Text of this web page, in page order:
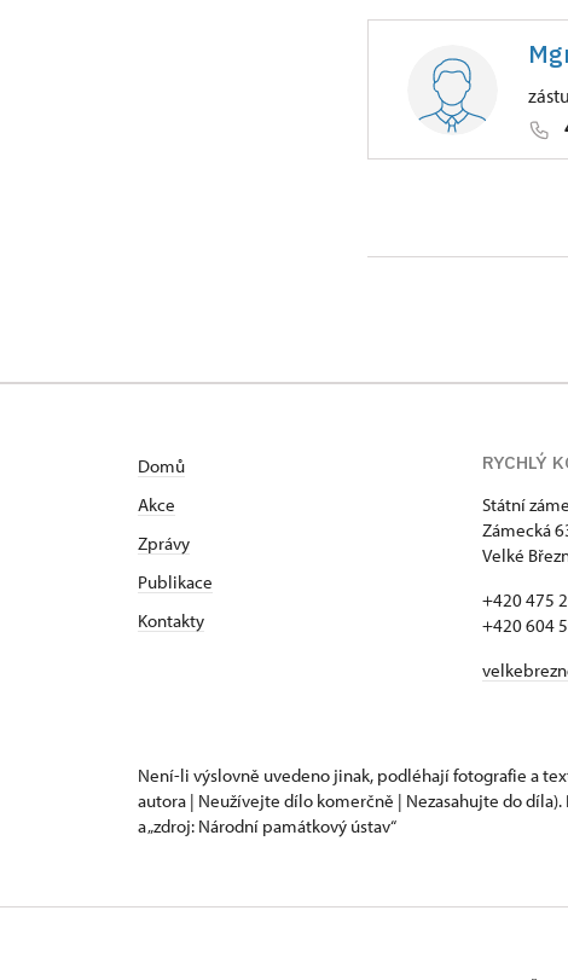
Zámecká
Domů
Akce
Zprávy
Publikace
Kontakty
RYCHLÝ
Státní
Zámecká
Velké
+420 475
+420 604
Není-li výslovně uvedeno jinak, podléhají fotografie a
autora | Neužívejte dílo komerčně | Nezasahujte do
a „zdroj: Národní památkový ústav“